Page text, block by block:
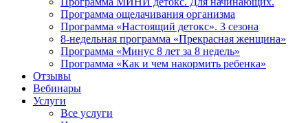
Программа ощелачивания организма
Программа «Настоящий детокс». 3 сезона
8-недельная программа «Прекрасная женщина»
Программа «Минус 8 лет за 8 недель»
Программа «Как и чем накормить ребенка»
Отзывы
Вебинары
Услуги
Все услуги